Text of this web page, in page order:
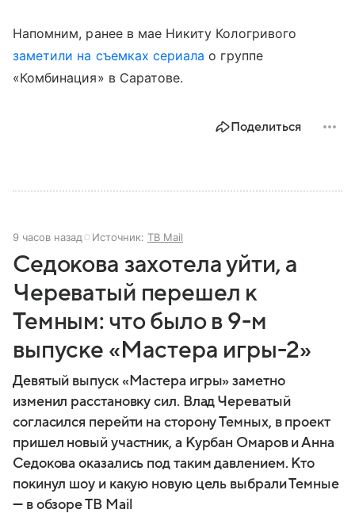
Напомним, ранее в мае Никиту Кологривого
заметили на съемках сериала о группе
«Комбинация» в Саратове.
Поделиться
9 часов назад Источник: ТВ Mail
Седокова захотела уйти, а
Череватый перешел к
Темным: что было в 9-м
выпуске «Мастера игры-2»
Девятый выпуск «Мастера игры» заметно
изменил расстановку сил. Влад Череватый
согласился перейти на сторону Темных, в проект
пришел новый участник, а Курбан Омаров и Анна
Седокова оказались под таким давлением. Кто
покинул шоу и какую новую цель выбрали Темные
— в обзоре ТВ Mail